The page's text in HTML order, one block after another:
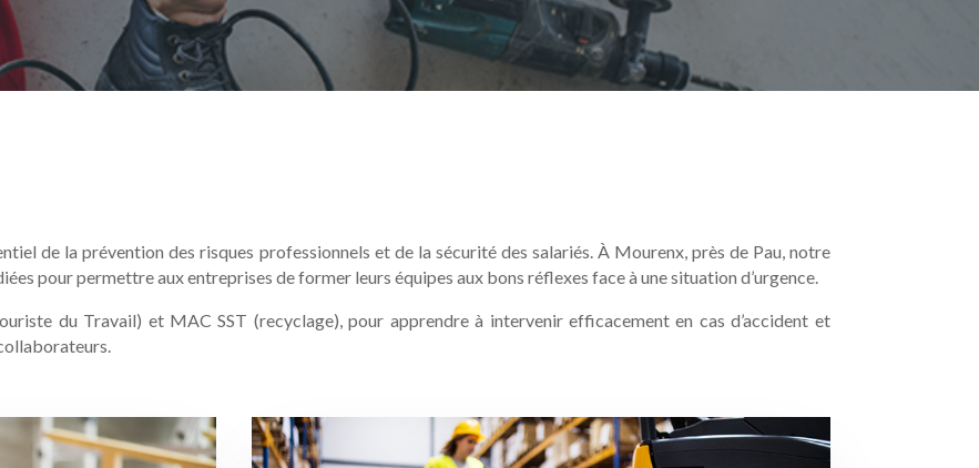
de la prévention des risques professionnels et de la sécurité des salariés. À Mourenx, près de Pau, notre
pour permettre aux entreprises de former leurs équipes aux bons réflexes face à une situation d’urgence.
du Travail) et MAC SST (recyclage), pour apprendre à intervenir efficacement en cas d’accident et